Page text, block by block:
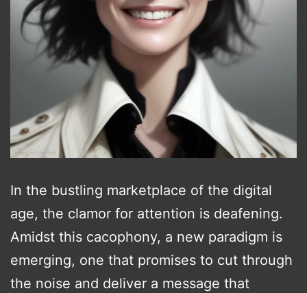
In the bustling marketplace of the digital
age, the clamor for attention is deafening.
Amidst this cacophony, a new paradigm is
emerging, one that promises to cut through
the noise and deliver a message that